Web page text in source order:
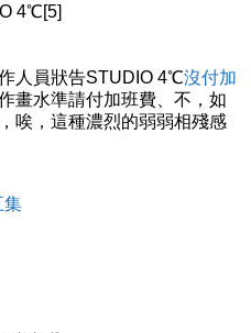
4℃[5]
人員狀告STUDIO 4℃沒付加
畫水準請付加班費、不，如
唉，這種濃烈的弱弱相殘感
集